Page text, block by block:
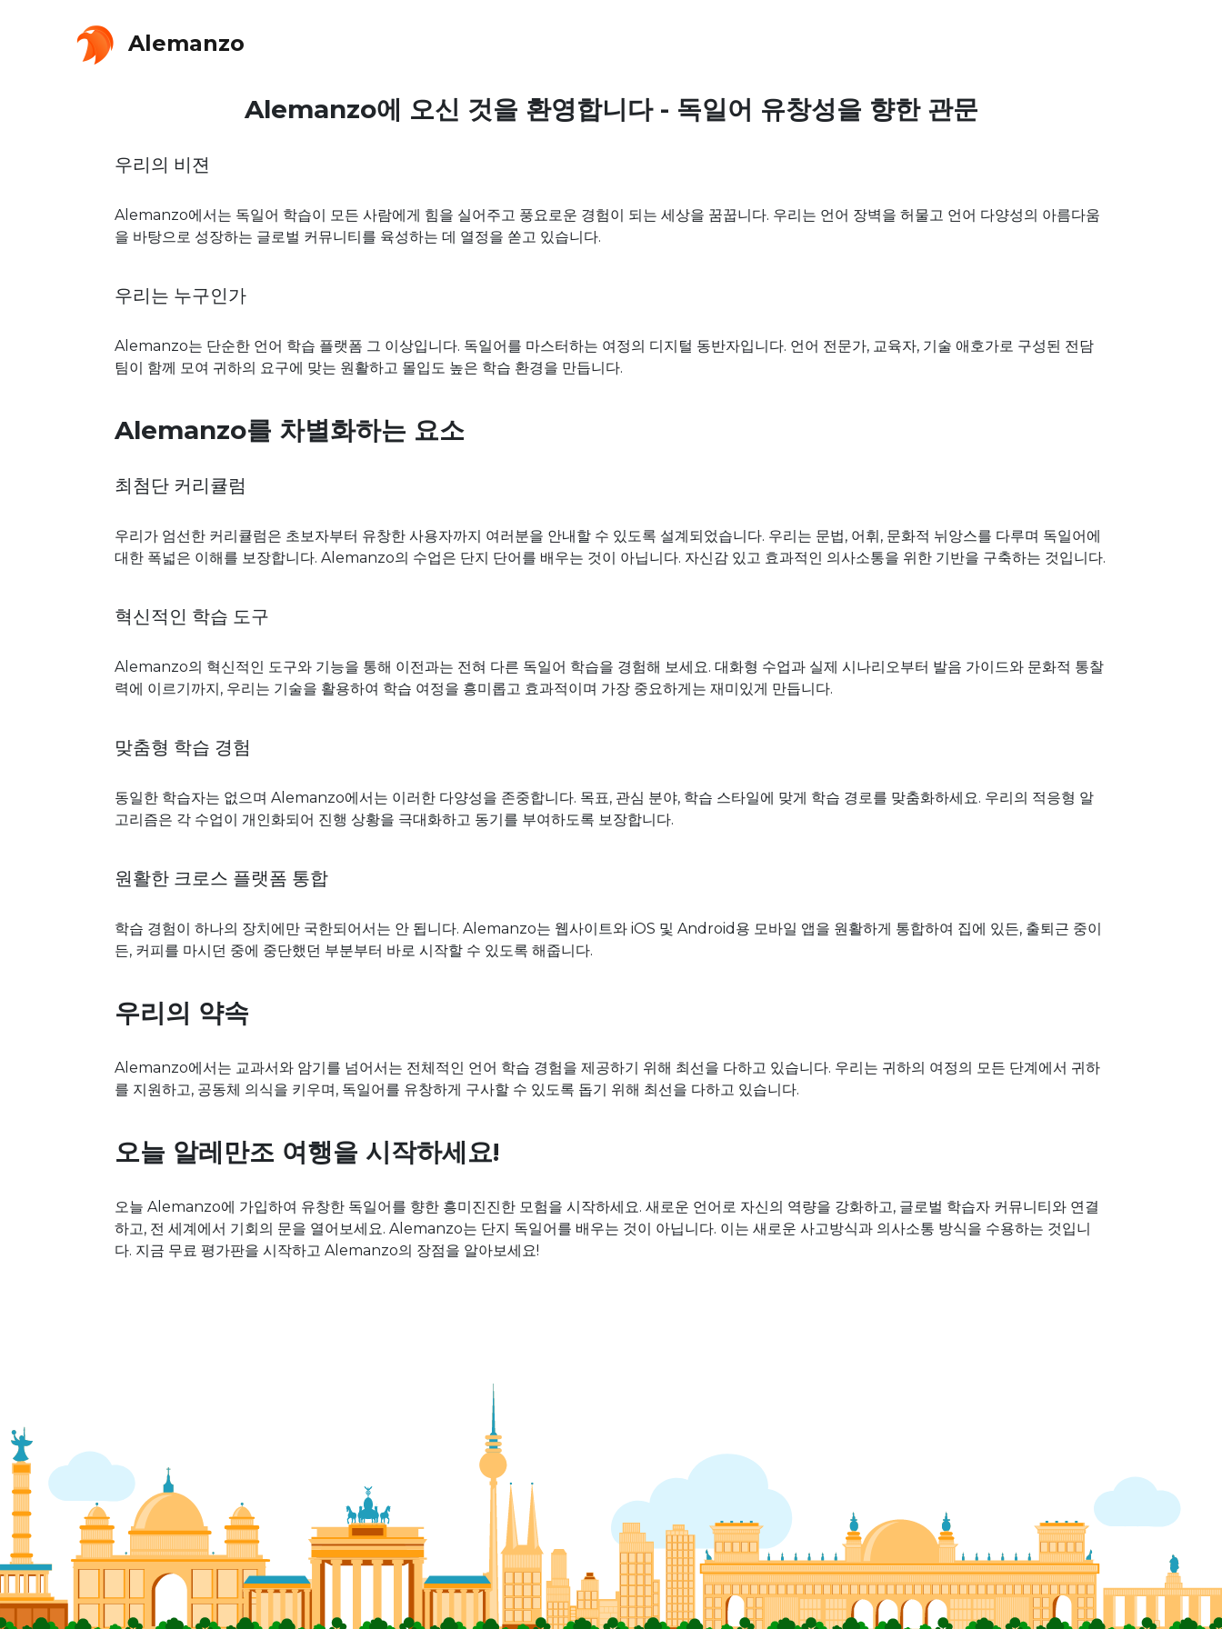
Alemanzo
Alemanzo에 오신 것을 환영합니다 - 독일어 유창성을 향한 관문
우리의 비젼
Alemanzo에서는 독일어 학습이 모든 사람에게 힘을 실어주고 풍요로운 경험이 되는 세상을 꿈꿉니다. 우리는 언어 장벽을 허물고 언어 다양성의 아름다움
을 바탕으로 성장하는 글로벌 커뮤니티를 육성하는 데 열정을 쏟고 있습니다.
우리는 누구인가
Alemanzo는 단순한 언어 학습 플랫폼 그 이상입니다. 독일어를 마스터하는 여정의 디지털 동반자입니다. 언어 전문가, 교육자, 기술 애호가로 구성된 전담
팀이 함께 모여 귀하의 요구에 맞는 원활하고 몰입도 높은 학습 환경을 만듭니다.
Alemanzo를 차별화하는 요소
최첨단 커리큘럼
우리가 엄선한 커리큘럼은 초보자부터 유창한 사용자까지 여러분을 안내할 수 있도록 설계되었습니다. 우리는 문법, 어휘, 문화적 뉘앙스를 다루며 독일어에
대한 폭넓은 이해를 보장합니다. Alemanzo의 수업은 단지 단어를 배우는 것이 아닙니다. 자신감 있고 효과적인 의사소통을 위한 기반을 구축하는 것입니다.
혁신적인 학습 도구
Alemanzo의 혁신적인 도구와 기능을 통해 이전과는 전혀 다른 독일어 학습을 경험해 보세요. 대화형 수업과 실제 시나리오부터 발음 가이드와 문화적 통찰
력에 이르기까지, 우리는 기술을 활용하여 학습 여정을 흥미롭고 효과적이며 가장 중요하게는 재미있게 만듭니다.
맞춤형 학습 경험
동일한 학습자는 없으며 Alemanzo에서는 이러한 다양성을 존중합니다. 목표, 관심 분야, 학습 스타일에 맞게 학습 경로를 맞춤화하세요. 우리의 적응형 알
고리즘은 각 수업이 개인화되어 진행 상황을 극대화하고 동기를 부여하도록 보장합니다.
원활한 크로스 플랫폼 통합
학습 경험이 하나의 장치에만 국한되어서는 안 됩니다. Alemanzo는 웹사이트와 iOS 및 Android용 모바일 앱을 원활하게 통합하여 집에 있든, 출퇴근 중이
든, 커피를 마시던 중에 중단했던 부분부터 바로 시작할 수 있도록 해줍니다.
우리의 약속
Alemanzo에서는 교과서와 암기를 넘어서는 전체적인 언어 학습 경험을 제공하기 위해 최선을 다하고 있습니다. 우리는 귀하의 여정의 모든 단계에서 귀하
를 지원하고, 공동체 의식을 키우며, 독일어를 유창하게 구사할 수 있도록 돕기 위해 최선을 다하고 있습니다.
오늘 알레만조 여행을 시작하세요!
오늘 Alemanzo에 가입하여 유창한 독일어를 향한 흥미진진한 모험을 시작하세요. 새로운 언어로 자신의 역량을 강화하고, 글로벌 학습자 커뮤니티와 연결
하고, 전 세계에서 기회의 문을 열어보세요. Alemanzo는 단지 독일어를 배우는 것이 아닙니다. 이는 새로운 사고방식과 의사소통 방식을 수용하는 것입니
다. 지금 무료 평가판을 시작하고 Alemanzo의 장점을 알아보세요!